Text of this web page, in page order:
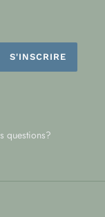
S'INSCRIRE
questions?